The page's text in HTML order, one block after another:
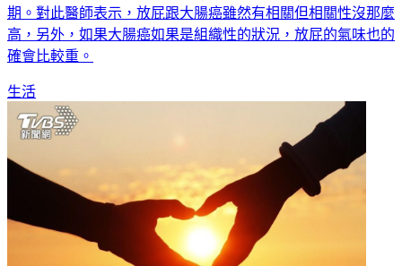
期。對此醫師表示，放屁跟大腸癌雖然有相關但相關性沒那麼
高，另外，如果大腸癌如果是組織性的狀況，放屁的氣味也的
確會比較重。
生活